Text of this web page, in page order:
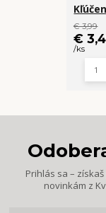
€ 3,99
€
/ks
Prihlás sa –
novinkám z